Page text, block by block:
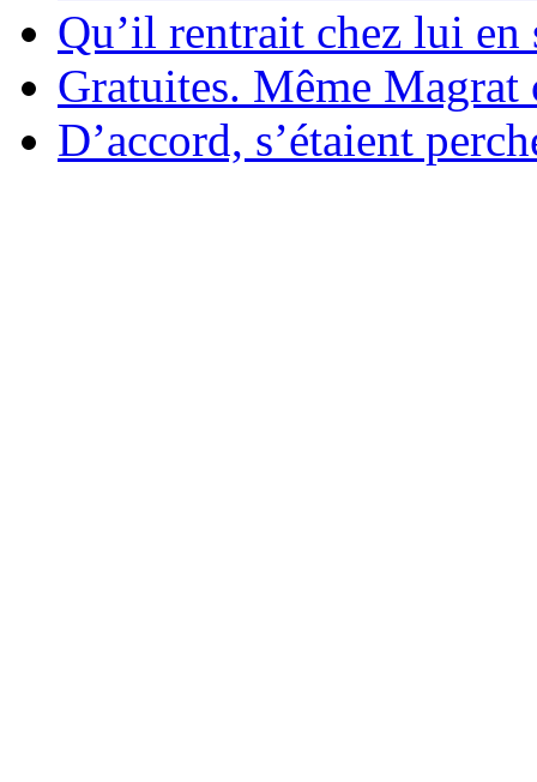
Qu’il rentrait chez lui en
Gratuites. Même Magrat
D’accord, s’étaient